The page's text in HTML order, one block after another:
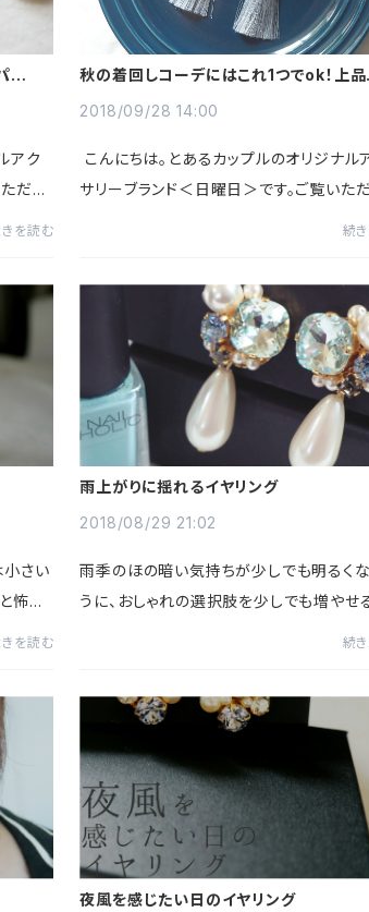
ール
アク
だき
を読む
秋の着回しコーデにはこれ1つでok！上品
2018/09/28 14:00
こんにちは。とあるカップルのオリジナル
サリーブランド＜日曜日＞です。ご覧いた
ん、...
続
小さい
怖が
を読む
雨上がりに揺れるイヤリング
2018/08/29 21:02
雨季のほの暗い気持ちが少しでも明るく
うに、おしゃれの選択肢を少しでも増やせ
が好きです。雨粒の向こう...
続
夜風を感じたい日のイヤリング